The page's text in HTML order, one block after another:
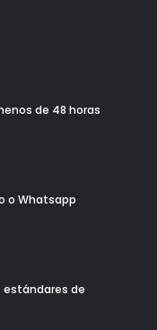
de 48 horas
o Whatsapp
de